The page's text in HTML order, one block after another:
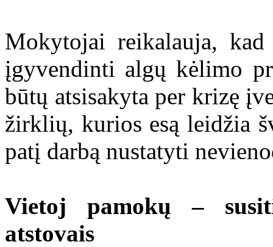
Mokytojai reikalauja,
įgyvendinti algų kėlimo
būtų atsisakyta per krizę
žirklių, kurios esą leidžia
patį darbą nustatyti
Vietoj pamokų –
atstovais